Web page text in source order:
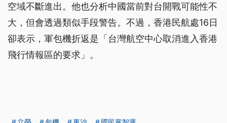
空域不斷進出。他也分析中國當前對台開戰可能性不
大，但會透過類似手段警告。不過，香港民航處16日
卻表示，軍包機折返是「台灣航空中心取消進入香港
飛行情報區的要求」。